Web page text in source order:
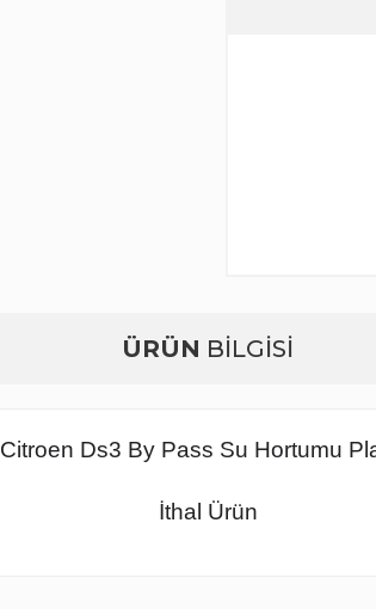
ÜRÜN BİLGİSİ
Citroen Ds3 By Pass Su Hortumu
İthal Ürün